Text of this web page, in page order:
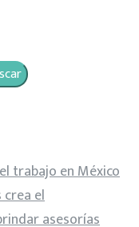
trabajo en México
crea el
asesorías